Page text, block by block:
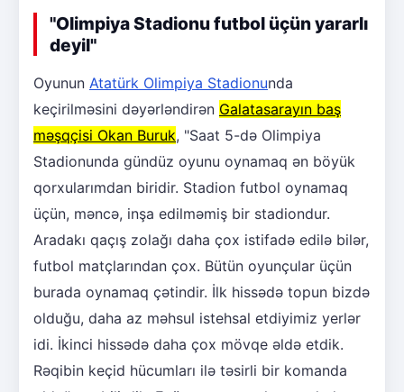
"Olimpiya Stadionu futbol üçün yararlı
deyil"
Oyunun Atatürk Olimpiya Stadionunda
keçirilməsini dəyərləndirən Galatasarayın baş
məşqçisi Okan Buruk, "Saat 5-də Olimpiya
Stadionunda gündüz oyunu oynamaq ən böyük
qorxularımdan biridir. Stadion futbol oynamaq
üçün, məncə, inşa edilməmiş bir stadiondur.
Aradakı qaçış zolağı daha çox istifadə edilə bilər,
futbol matçlarından çox. Bütün oyunçular üçün
burada oynamaq çətindir. İlk hissədə topun bizdə
olduğu, daha az məhsul istehsal etdiyimiz yerlər
idi. İkinci hissədə daha çox mövqe əldə etdik.
Rəqibin keçid hücumları ilə təsirli bir komanda